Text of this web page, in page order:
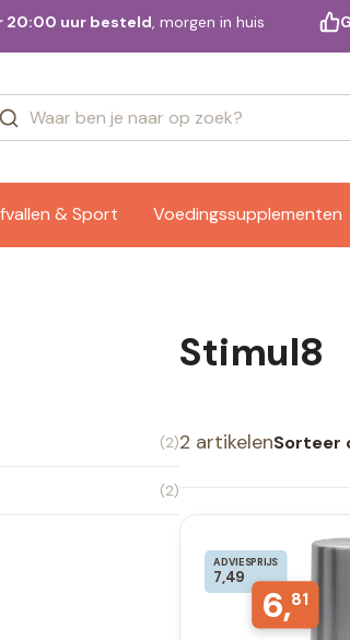
20:00 uur besteld, morgen in huis
& Sport Voedingssupplementen
(2)
(2)
Stimul8
2 artikelenSorteer
ADVIESPRIJS
7,49
6,81